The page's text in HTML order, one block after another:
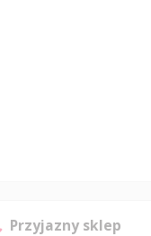
Przyjazny sklep